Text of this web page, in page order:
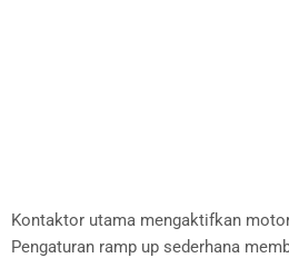
Kontaktor utama mengaktifkan
Pengaturan ramp up sederhana